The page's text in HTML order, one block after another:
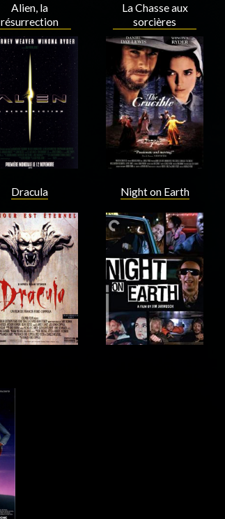
Acteur Acteur
Alien, la
résurrection
Acteur
La Chasse aux
sorcières
Acteur
Dracula Night on Earth